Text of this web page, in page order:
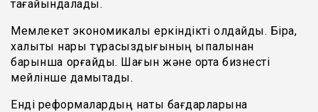
тағайындалады.
Мемлекет экономикалық еркіндікті қолдайды. Бірақ,
халықты нарық тұрақсыздығының ықпалынан
барынша қорғайды. Шағын және орта бизнесті
мейлінше дамытады.
Енді реформалардың нақты бағдарларына